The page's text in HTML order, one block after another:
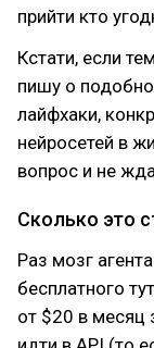
прийти кто
Кстати, если
пишу о
лайфхаки,
нейросетей в
вопрос и не
Сколько это
Раз мозг
бесплатного
от $20 в месяц